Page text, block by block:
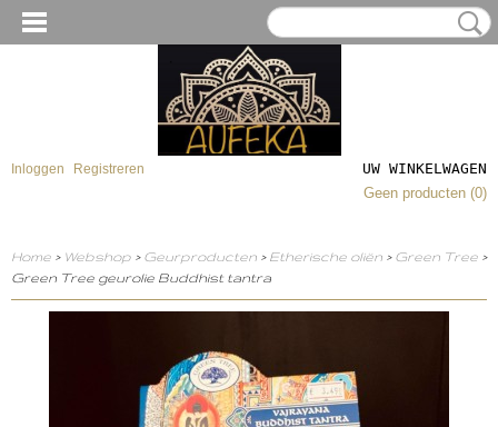
Inloggen Registreren
UW WINKELWAGEN
Geen producten (0)
Home > Webshop > Geurproducten > Etherische oliën > Green Tree >
Green Tree geurolie Buddhist tantra